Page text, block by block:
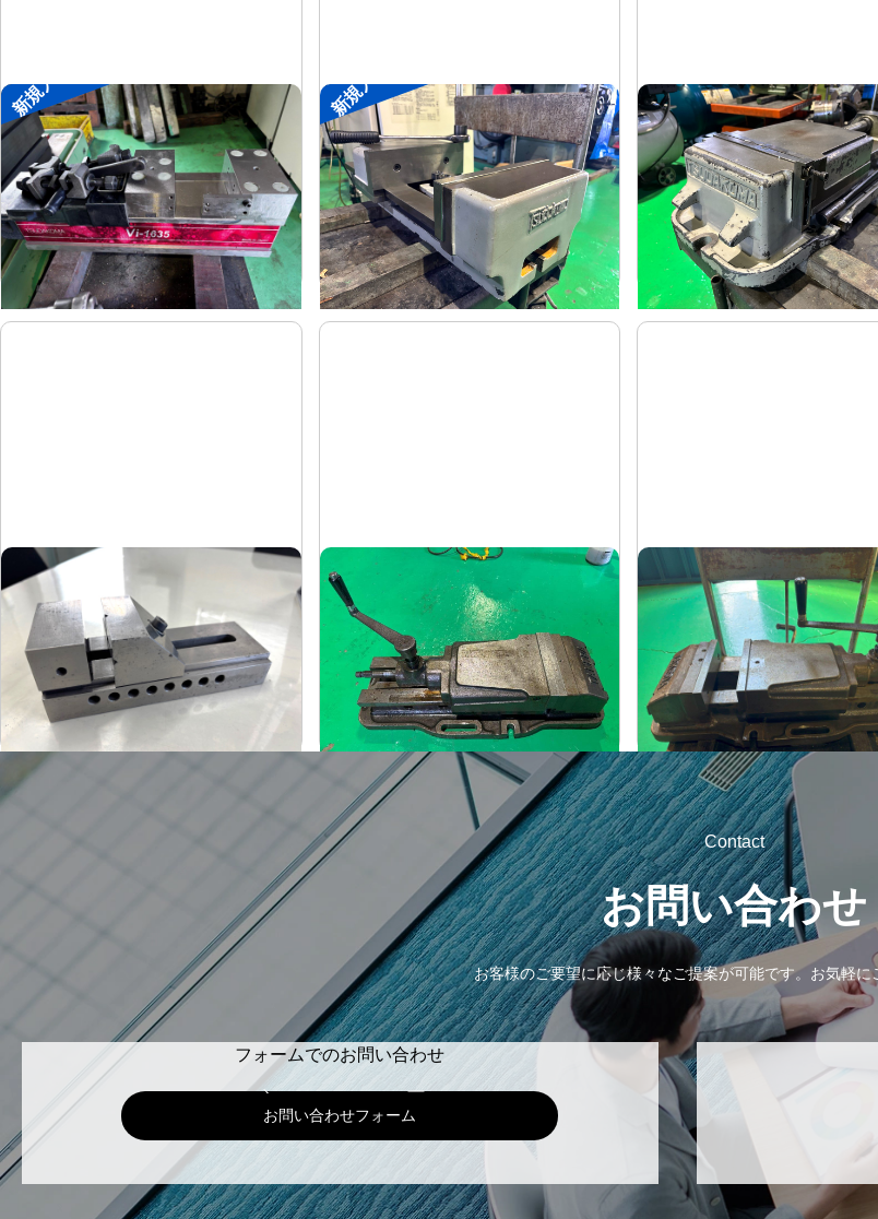
新規入荷
メカ増力マシンバイス
メーカー ツダコマ
形 式Vi-1635
年 式2018
新規入荷
大型マシンバイス
メーカー ツダコマ
形 式VB-300
年 式-
マシンバイス
メーカー ツダコマ
VG-250
年 式-
精密バイス
メーカー
形 式
式-
油圧バイス
メーカー 武田
形 式TK-200HVS-U
式-
油圧バイス
メーカー 武田
形 式TK-200HVS-U
式-
Contact
お問い合わせ
お客様のご要望に応じ様々なご提案が可能です。 お気軽に
フォームでのお問い合わせ
お問い合わせフォーム